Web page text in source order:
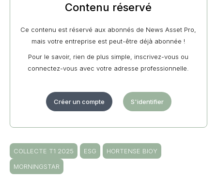
Contenu réservé
Ce contenu est réservé aux abonnés de News Asset Pro,
mais votre entreprise est peut-être déjà abonnée !
Pour le savoir, rien de plus simple, inscrivez-vous ou
connectez-vous avec votre adresse professionnelle.
Créer un compte S'identifier
COLLECTE T1 2025 ESG
HORTENSE BIOY
MORNINGSTAR